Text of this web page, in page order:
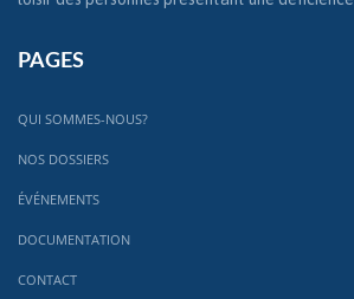
PAGES
QUI SOMMES-NOUS?
NOS DOSSIERS
ÉVÉNEMENTS
DOCUMENTATION
CONTACT